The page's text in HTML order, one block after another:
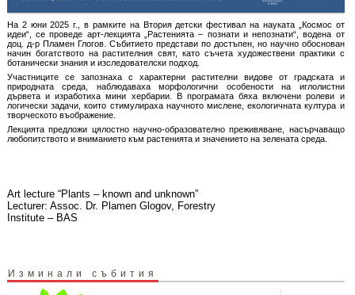
На 2 юни 2025 г., в рамките на Втория детски фестивал на науката „Космос от
идеи“, се проведе арт-лекцията „Растенията – познати и непознати“, водена от
доц. д-р Пламен Глогов. Събитието представи по достъпен, но научно обоснован
начин богатството на растителния свят, като съчета художествени практики с
ботанически знания и изследователски подход.
Участниците се запознаха с характерни растителни видове от градската и
природната среда, наблюдаваха морфологични особености на иглолистни
дървета и изработиха мини хербарии. В програмата бяха включени ролеви и
логически задачи, които стимулираха научното мислене, екологичната култура и
творческото въображение.
Лекцията предложи цялостно научно-образователно преживяване, насърчаващо
любопитството и вниманието към растенията и значението на зелената среда.
Art lecture “Plants – known and unknown”
Lecturer: Assoc. Dr. Plamen Glogov, Forestry
Institute – BAS
Изминали събития